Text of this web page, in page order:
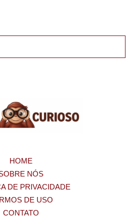
HOME
NÓS
DE PRIVACIDADE
DE USO
CONTATO